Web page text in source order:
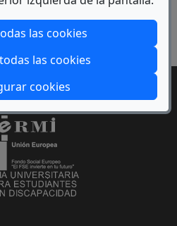
las cookies
las cookies
cookies